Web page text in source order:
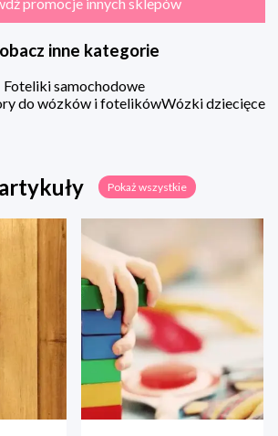
inne kategorie
Foteliki samochodowe
do wózków i fotelikówWózki dziecięce
Pokaż wszystkie